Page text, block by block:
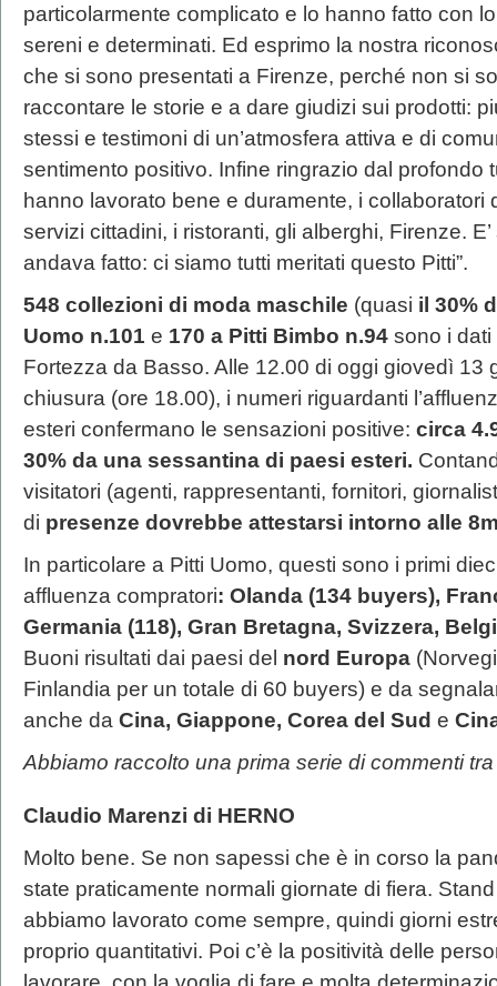
particolarmente complicato e lo hanno fatto con
sereni e determinati. Ed esprimo la nostra
che si sono presentati a Firenze, perché non si
raccontare le storie e a dare giudizi sui prodotti:
stessi e testimoni di un’atmosfera attiva e di
sentimento positivo. Infine ringrazio dal profondo
hanno lavorato bene e duramente, i collaboratori
servizi cittadini, i ristoranti, gli alberghi, Firenze.
andava fatto: ci siamo tutti meritati questo Pitti”.
548 collezioni di moda maschile (quasi il 30%
Uomo n.101 e 170 a Pitti Bimbo n.94 sono i
Fortezza da Basso. Alle 12.00 di oggi giovedì 13
chiusura (ore 18.00), i numeri riguardanti
esteri confermano le sensazioni positive: circa
30% da una sessantina di paesi esteri.
visitatori (agenti, rappresentanti, fornitori,
di presenze dovrebbe attestarsi intorno alle
In particolare a Pitti Uomo, questi sono i primi
affluenza compratori: Olanda (134 buyers),
Germania (118), Gran Bretagna, Svizzera,
Buoni risultati dai paesi del nord Europa
Finlandia per un totale di 60 buyers) e da
anche da Cina, Giappone, Corea del Sud e
Abbiamo raccolto una prima serie di commenti
Claudio Marenzi di HERNO
Molto bene. Se non sapessi che è in corso la
state praticamente normali giornate di fiera.
abbiamo lavorato come sempre, quindi giorni
proprio quantitativi. Poi c’è la positività delle